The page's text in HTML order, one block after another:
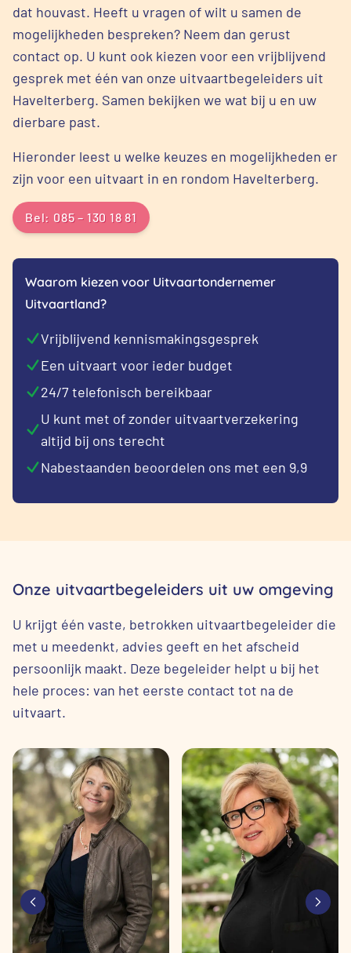
dat houvast. Heeft u vragen of wilt u samen de
mogelijkheden bespreken? Neem dan gerust
contact op. U kunt ook kiezen voor een vrijblijvend
gesprek met één van onze uitvaartbegeleiders uit
Havelterberg. Samen bekijken we wat bij u en uw
dierbare past.
Hieronder leest u welke keuzes en mogelijkheden er
zijn voor een uitvaart in en rondom Havelterberg.
Bel: 085 – 130 18 81
Waarom kiezen voor Uitvaartondernemer
Uitvaartland?
Vrijblijvend kennismakingsgesprek
Een uitvaart voor ieder budget
24/7 telefonisch bereikbaar
U kunt met of zonder uitvaartverzekering
altijd bij ons terecht
Nabestaanden beoordelen ons met een 9,9
Onze uitvaartbegeleiders uit uw omgeving
U krijgt één vaste, betrokken uitvaartbegeleider die
met u meedenkt, advies geeft en het afscheid
persoonlijk maakt. Deze begeleider helpt u bij het
hele proces: van het eerste contact tot na de
uitvaart.